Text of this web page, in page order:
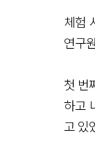
체험
연구
첫 번
하고
고 있